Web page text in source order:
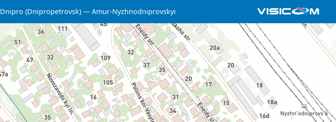
Dnipro (Dnipropetrovsk) Amur-Nyzhnodniprovskyi